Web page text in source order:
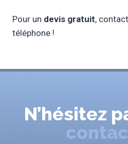
Pour un devis gratuit,
téléphone !
N’hésitez